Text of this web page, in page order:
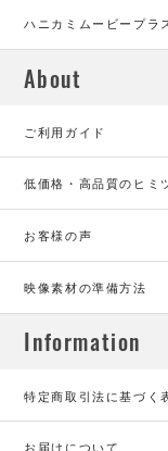
ハニカミムービープラ
About
ご利用ガイド
低価格・高品質のヒミ
お客様の声
映像素材の準備方法
Information
特定商取引法に基づく
お届けについて